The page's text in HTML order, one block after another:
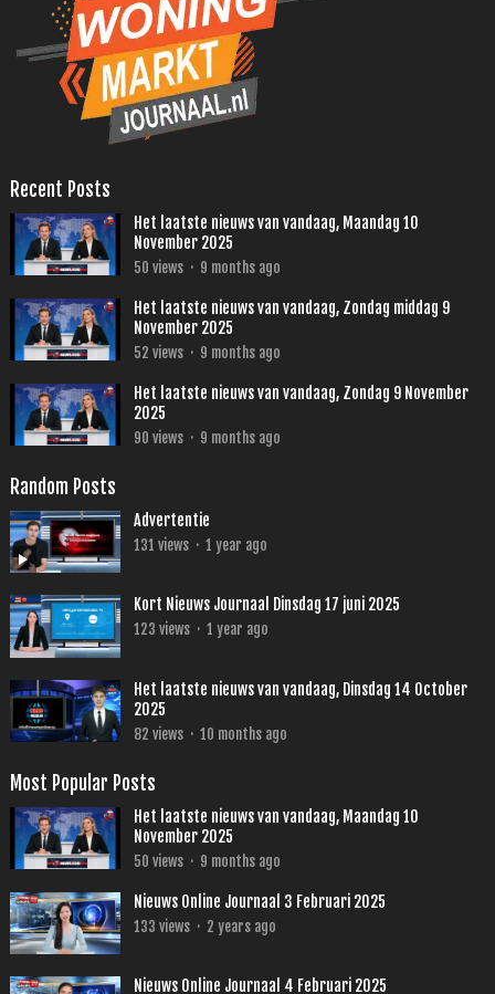
Recent Posts
Het laatste nieuws van vandaag, Maandag 10
November 2025
50 views · 9 months ago
Het laatste nieuws van vandaag, Zondag middag 9
November 2025
52 views · 9 months ago
Het laatste nieuws van vandaag, Zondag 9 November
2025
90 views · 9 months ago
Random Posts
Advertentie
131 views · 1 year ago
Kort Nieuws Journaal Dinsdag 17 juni 2025
123 views · 1 year ago
Het laatste nieuws van vandaag, Dinsdag 14 October
2025
82 views · 10 months ago
Most Popular Posts
Het laatste nieuws van vandaag, Maandag 10
November 2025
50 views · 9 months ago
Nieuws Online Journaal 3 Februari 2025
133 views · 2 years ago
Nieuws Online Journaal 4 Februari 2025